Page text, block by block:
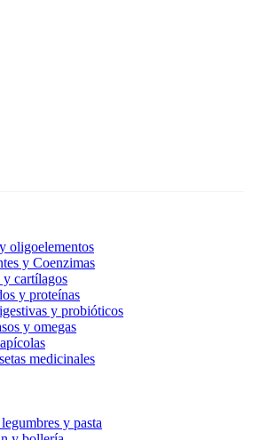
oligoelementos
y Coenzimas
y cartílagos
y proteínas
y probióticos
y omegas
medicinales
y pasta